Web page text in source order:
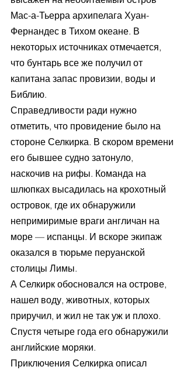
Мас-а-Тьерра архипелага Хуан-
Фернандес в Тихом океане. В
некоторых источниках отмечается,
что бунтарь все же получил от
капитана запас провизии, воды и
Библию.
Справедливости ради нужно
отметить, что провидение было на
стороне Селкирка. В скором времени
его бывшее судно затонуло,
наскочив на рифы. Команда на
шлюпках высадилась на крохотный
островок, где их обнаружили
непримиримые враги англичан на
море — испанцы. И вскоре экипаж
оказался в тюрьме перуанской
столицы Лимы.
А Селкирк обосновался на острове,
нашел воду, животных, которых
приручил, и жил не так уж и плохо.
Спустя четыре года его обнаружили
английские моряки.
Приключения Селкирка описал